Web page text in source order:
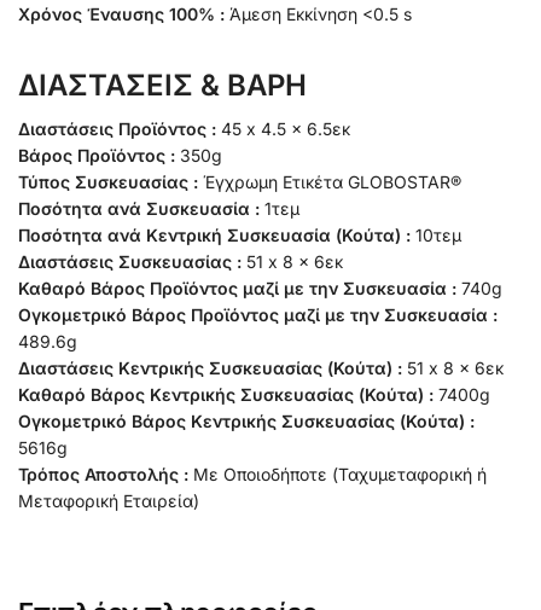
Χρόνος Έναυσης 100% : Άμεση Εκκίνηση <0.5 s
ΔΙΑΣΤΑΣΕΙΣ & ΒΑΡΗ
Διαστάσεις Προϊόντος : 45 x 4.5 x 6.5εκ
Βάρος Προϊόντος : 350g
Τύπος Συσκευασίας : Έγχρωμη Ετικέτα GLOBOSTAR®
Ποσότητα ανά Συσκευασία : 1τεμ
Ποσότητα ανά Κεντρική Συσκευασία (Κούτα) : 10τεμ
Διαστάσεις Συσκευασίας : 51 x 8 x 6εκ
Καθαρό Βάρος Προϊόντος μαζί με την Συσκευασία : 740g
Ογκομετρικό Βάρος Προϊόντος μαζί με την Συσκευασία :
489.6g
Διαστάσεις Κεντρικής Συσκευασίας (Κούτα) : 51 x 8 x 6εκ
Καθαρό Βάρος Κεντρικής Συσκευασίας (Κούτα) : 7400g
Ογκομετρικό Βάρος Κεντρικής Συσκευασίας (Κούτα) :
5616g
Τρόπος Αποστολής : Με Οποιοδήποτε (Ταχυμεταφορική ή
Μεταφορική Εταιρεία)